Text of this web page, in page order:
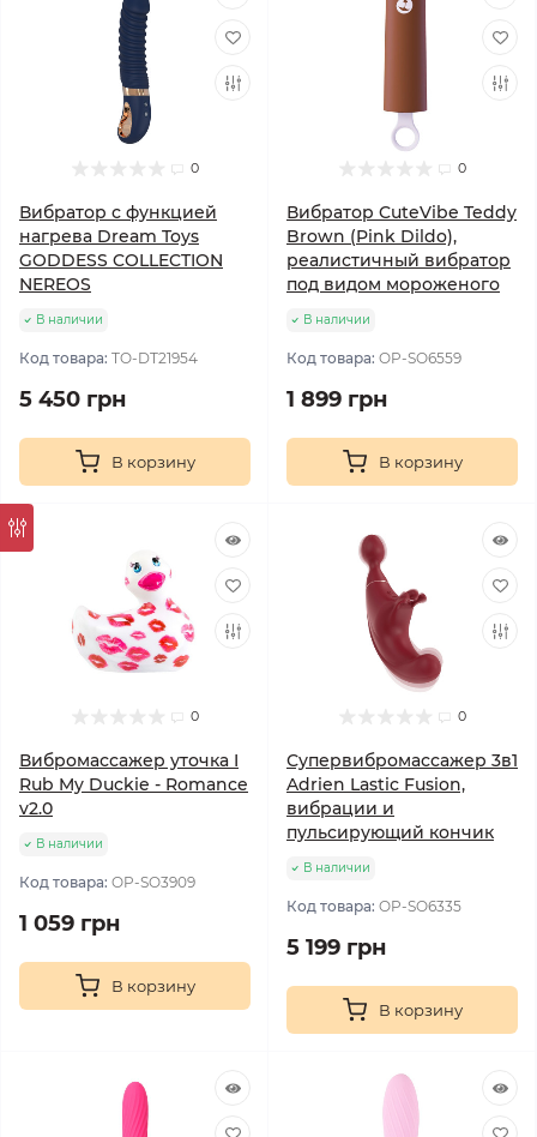
0
Вибратор с функцией
нагрева Dream Toys
GODDESS COLLECTION
NEREOS
В наличии
Код товара: TO-DT21954
5 450 грн
В корзину
0
Вибратор CuteVibe Teddy
Brown (Pink Dildo),
реалистичный вибратор
под видом мороженого
В наличии
Код товара: OP-SO6559
1 899 грн
В корзину
0
Вибромассажер уточка I
Rub My Duckie - Romance
v2.0
В наличии
Код товара: OP-SO3909
1 059 грн
В корзину
0
Супервибромассажер 3в1
Adrien Lastic Fusion,
вибрации и
пульсирующий кончик
В наличии
Код товара: OP-SO6335
5 199 грн
В корзину